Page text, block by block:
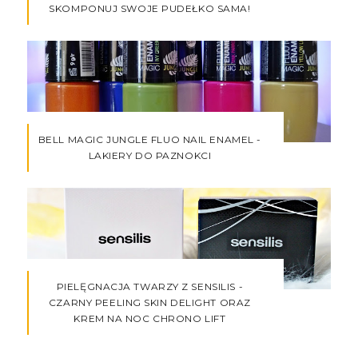
SKOMPONUJ SWOJE PUDEŁKO SAMA!
BELL MAGIC JUNGLE FLUO NAIL ENAMEL -
LAKIERY DO PAZNOKCI
PIELĘGNACJA TWARZY Z SENSILIS -
CZARNY PEELING SKIN DELIGHT ORAZ
KREM NA NOC CHRONO LIFT